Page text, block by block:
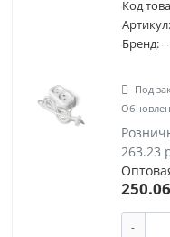
Код
Артикул:
Бренд:
Под
263.23
-